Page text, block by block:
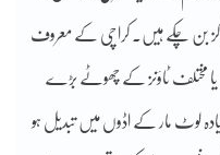
بن چکے ہیں۔ کراچی کے معروف
مختلف ٹاؤنز کے چھوٹے بڑے
لوٹ مار کے اڈوں میں تبدیل ہو